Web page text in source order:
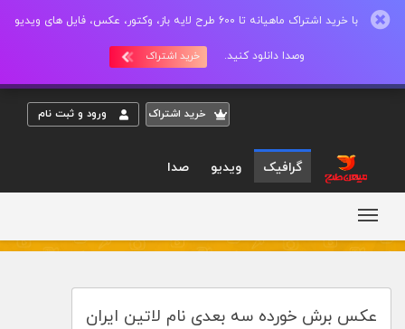
با خرید اشتراک ماهیانه تا 600 طرح لایه باز، وکتور، عکس، فایل های ویدیو
وصدا دانلود کنید. خرید اشتراک
خريد اشتراک ورود و ثبت نام
گرافیک ویدیو صدا
عکس برش خورده سه بعدی نام لاتین ایران